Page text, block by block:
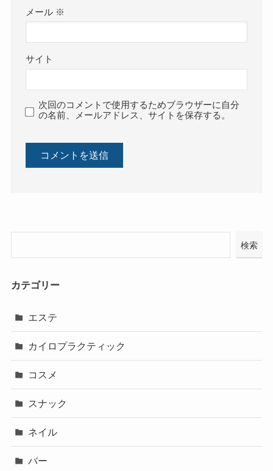
メール ※
サイト
次回のコメントで使用するためブラウザーに自分
の名前、メールアドレス、サイトを保存する。
検索
カテゴリー
エステ
カイロプラクティック
コスメ
スナック
ネイル
バー